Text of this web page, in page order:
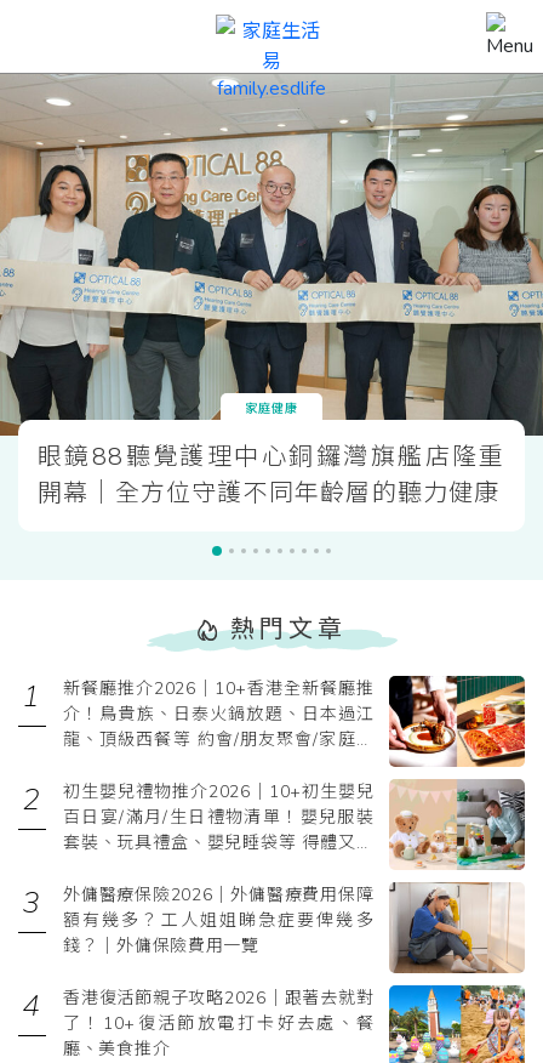
家庭健康
眼鏡88聽覺護理中心銅鑼灣旗艦店隆重
開幕｜全方位守護不同年齡層的聽力健康
熱門文章
新餐廳推介2026｜10+香港全新餐廳推
介！鳥貴族、日泰火鍋放題、日本過江
龍、頂級西餐等 約會/朋友聚會/家庭聚
初生嬰兒禮物推介2026｜10+初生嬰兒
百日宴/滿月/生日禮物清單！嬰兒服裝
套裝、玩具禮盒、嬰兒睡袋等 得體又實
外傭醫療保險2026｜外傭醫療費用保障
額有幾多？工人姐姐睇急症要俾幾多
錢？｜外傭保險費用一覽
香港復活節親子攻略2026｜跟著去就對
了！10+復活節放電打卡好去處、餐
廳、美食推介